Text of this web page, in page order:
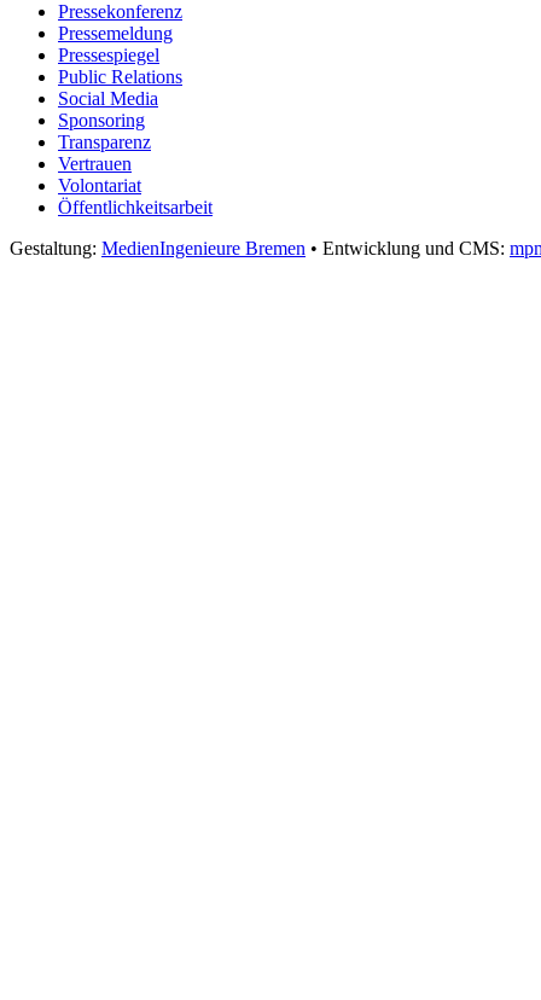
Pressekonferenz
Pressemeldung
Pressespiegel
Public Relations
Social Media
Sponsoring
Transparenz
Vertrauen
Volontariat
Öffentlichkeitsarbeit
Gestaltung: MedienIngenieure Bremen • Entwicklung und CMS: